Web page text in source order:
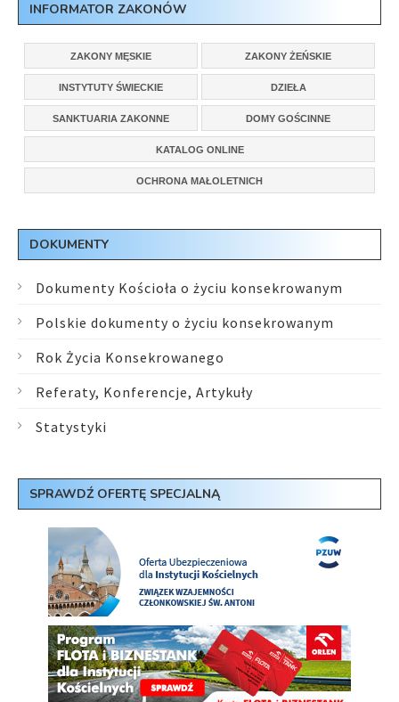
INFORMATOR ZAKONÓW
ZAKONY MĘSKIE ZAKONY ŻEŃSKIE
INSTYTUTY ŚWIECKIE DZIEŁA
SANKTUARIA ZAKONNE DOMY GOŚCINNE
KATALOG ONLINE
OCHRONA MAŁOLETNICH
DOKUMENTY
Dokumenty Kościoła o życiu konsekrowanym
Polskie dokumenty o życiu konsekrowanym
Rok Życia Konsekrowanego
Referaty, Konferencje, Artykuły
Statystyki
SPRAWDŹ OFERTĘ SPECJALNĄ